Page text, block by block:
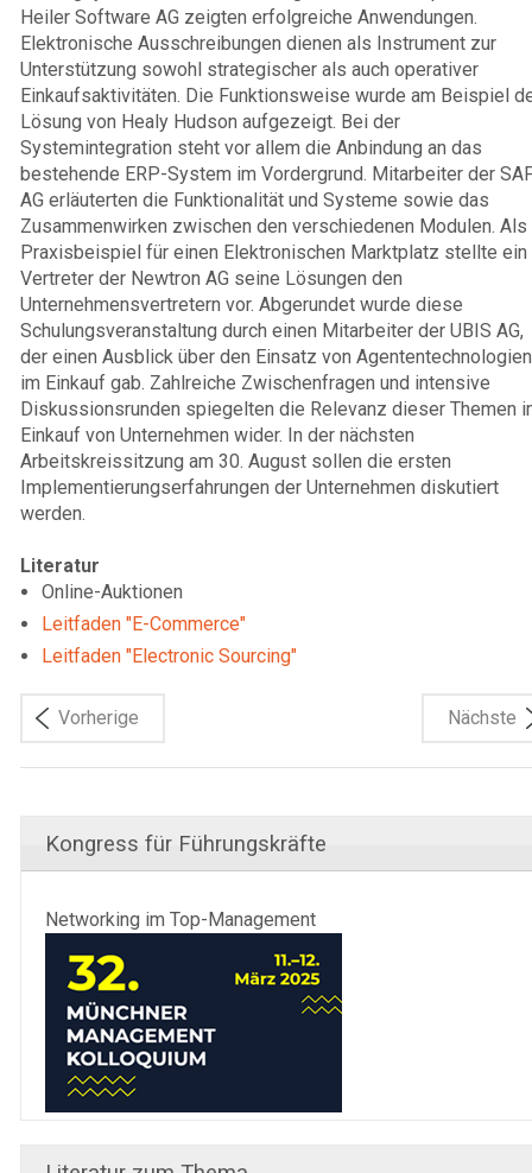
Heiler Software AG zeigten erfolgreiche Anwendungen.
Elektronische Ausschreibungen dienen als Instrument zur
Unterstützung sowohl strategischer als auch operativer
Einkaufsaktivitäten. Die Funktionsweise wurde am Beispiel
Lösung von Healy Hudson aufgezeigt. Bei der
Systemintegration steht vor allem die Anbindung an das
bestehende ERP-System im Vordergrund. Mitarbeiter der
AG erläuterten die Funktionalität und Systeme sowie das
Zusammenwirken zwischen den verschiedenen Modulen. Als
Praxisbeispiel für einen Elektronischen Marktplatz stellte ein
Vertreter der Newtron AG seine Lösungen den
Unternehmensvertretern vor. Abgerundet wurde diese
Schulungsveranstaltung durch einen Mitarbeiter der UBIS AG,
der einen Ausblick über den Einsatz von Agententechnologien
im Einkauf gab. Zahlreiche Zwischenfragen und intensive
Diskussionsrunden spiegelten die Relevanz dieser Themen
Einkauf von Unternehmen wider. In der nächsten
Arbeitskreissitzung am 30. August sollen die ersten
Implementierungserfahrungen der Unternehmen diskutiert
werden.
Literatur
Online-Auktionen
Leitfaden "E-Commerce"
Leitfaden "Electronic Sourcing"
Vorherige Nächste
Kongress für Führungskräfte
Networking im Top-Management